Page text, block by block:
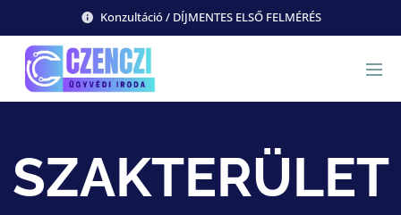
Konzultáció / DÍJMENTES ELSŐ FELMÉRÉS
SZAKTERÜLET